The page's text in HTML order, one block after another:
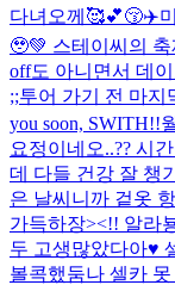
다녀오께🥰💕😚✈️
🥹💚 스테이씨의
off도 아니면서 데
;;투어 가기 전 마지
you soon, SWITH!!
요정이네오..?? 시
데 다들 건강 잘 챙
은 날씨니까 겉옷
가득하장><!! 알라
두 고생많았다아♥️
볼콕했둠나 셀카